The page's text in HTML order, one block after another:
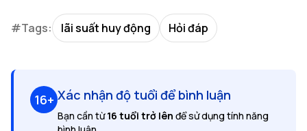
#Tags: lãi suất huy động Hỏi đáp
16+ Xác nhận độ tuổi để bình luận
Bạn cần từ16 tuổi trở lên để sử dụng tính năng